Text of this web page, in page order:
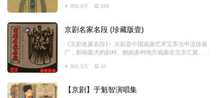
的唱工演员的280个精彩唱段，其中生、旦、净、丑齐
见，珍贵无比!这套有声大考，不仅具有重要的欣赏价
值，而且具有重要的资料价值，足以代表中国京剧声乐艺
术的最高水平!
356.6万 266
京剧名家名段 (珍藏版壹)
《京剧名家名段1》京剧是中国戏曲艺术宝库当中流传最
广，影响最大的剧种。她由多种地方戏曲在北京汇聚、融
角辈出，流派纷呈，同时京剧也与唱片结下了不解之缘。
唱片灌制技术传入我国的百代公司，开始聘请包括“伶界
大王”谭鑫培在内的一批京剧名角灌制唱片。这标志着中
302.5万 10
【京剧】于魁智演唱集